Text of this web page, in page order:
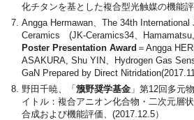
化チタンを基とした複合型光触媒の機能評
Angga Hermawan、The 34th International
Ceramics (JK-Ceramics34、
Poster Presentation Award ＝Angga
ASAKURA, Shu YIN、Hydrogen Gas
GaN Prepared by Direct
野田千暁、「籏野奨学基金 」第12回多元
イトル：複合アニオン化合物・二次元層
合成および機能評価、(2017.12.5）